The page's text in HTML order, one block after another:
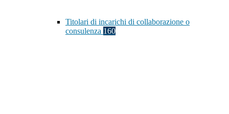
Titolari di incarichi di collaborazione o
consulenza 160